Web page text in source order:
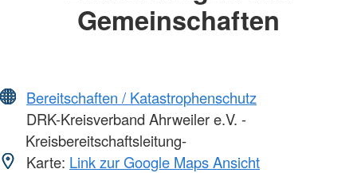
Gemeinschaften
Bereitschaften / Katastrophenschutz
DRK-Kreisverband Ahrweiler e.V. -
Kreisbereitschaftsleitung-
Karte: Link zur Google Maps Ansicht